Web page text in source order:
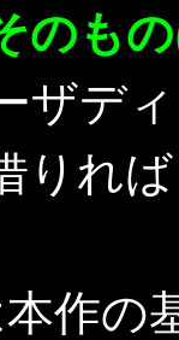
のも
デ
りれ
作の